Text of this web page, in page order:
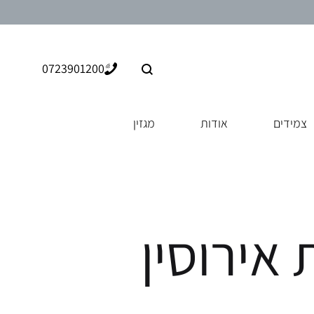
0723901200
צמידים אודות
מגזין